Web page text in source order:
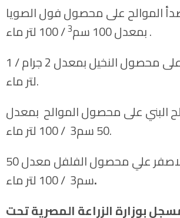
الموالح على محصول فول الصويا
بمعدل 100 سم
3
/ 100 لتر ماء.
سوسه النخيل على محصول النخيل بمعدل 2 جرام / 1
لتر ماء.
البني على محصول الموالح بمعدل
50 سم3 / 100 لتر ماء.
العنكبوت الاصفر علي محصول الفلفل معدل 50
سم3 / 100 لتر ماء.
بوزارة الزراعة المصرية تحت